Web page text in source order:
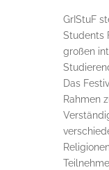
GrIStuF
Students
großen
Das
Rahmen